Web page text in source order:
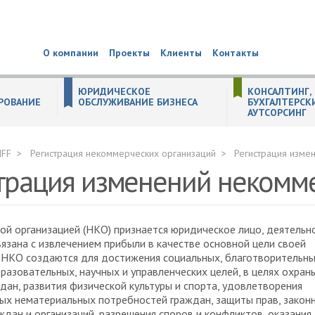
О компании Проекты Клиенты Контакты
ЮРИДИЧЕСКОЕ
ОБСЛУЖИВАНИЕ БИЗНЕСА
КОНСАЛТИНГ,
АУТСОРСИНГ
Регистрация некоммерческих организаций Регистрация
изменений
организацией (НКО) признается юридическое лицо,
с извлечением прибыли в качестве основной цели своей
НКО создаются для достижения социальных,
научных и управленческих целей, в целях
развития физической культуры и спорта, удовлетворения
нематериальных потребностей граждан, защиты прав,